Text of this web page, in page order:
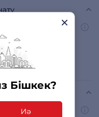
Бішкек?
Иә